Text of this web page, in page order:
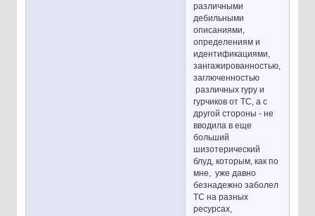
различными
дебильными
описаниями,
определениям и
идентификациями,
зангажированностью,
заглюченностью
различных гуру и
гурчиков от ТС, а с
другой стороны - не
вводила в еще
больший
шизотерический
блуд, которым, как по
мне, уже давно
безнадежно заболел
ТС на разных
ресурсах,